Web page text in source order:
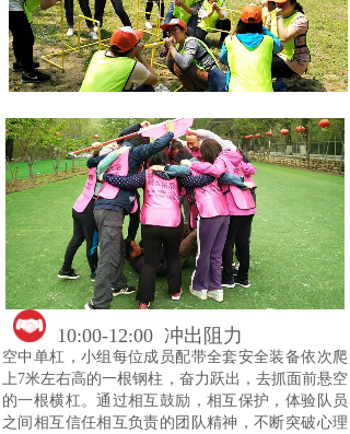
10:00-12:00 冲出阻力
空中单杠，小组每位成员配带全套安全装备依次爬
上7米左右高的一根钢柱，奋力跃出，去抓面前悬空
的一根横杠。通过相互鼓励，相互保护，体验队员
之间相互信任相互负责的团队精神，不断突破心理